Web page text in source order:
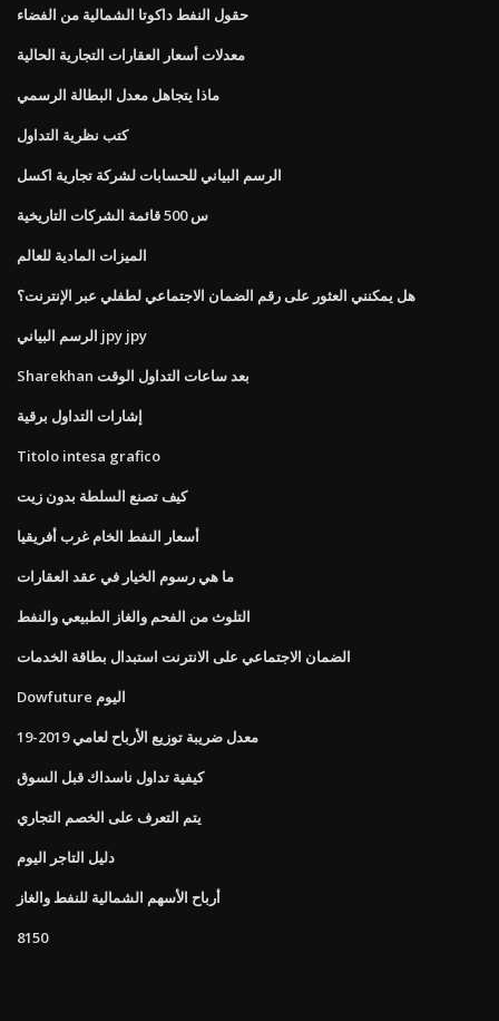
حقول النفط داكوتا الشمالية من الفضاء
معدلات أسعار العقارات التجارية الحالية
ماذا يتجاهل معدل البطالة الرسمي
كتب نظرية التداول
الرسم البياني للحسابات لشركة تجارية اكسل
س 500 قائمة الشركات التاريخية
الميزات المادية للعالم
هل يمكنني العثور على رقم الضمان الاجتماعي لطفلي عبر الإنترنت؟
الرسم البياني jpy jpy
Sharekhan بعد ساعات التداول الوقت
إشارات التداول برقية
Titolo intesa grafico
كيف تصنع السلطة بدون زيت
أسعار النفط الخام غرب أفريقيا
ما هي رسوم الخيار في عقد العقارات
التلوث من الفحم والغاز الطبيعي والنفط
الضمان الاجتماعي على الانترنت استبدال بطاقة الخدمات
Dowfuture اليوم
معدل ضريبة توزيع الأرباح لعامي 2019-19
كيفية تداول ناسداك قبل السوق
يتم التعرف على الخصم التجاري
دليل التاجر اليوم
أرباح الأسهم الشمالية للنفط والغاز
8150